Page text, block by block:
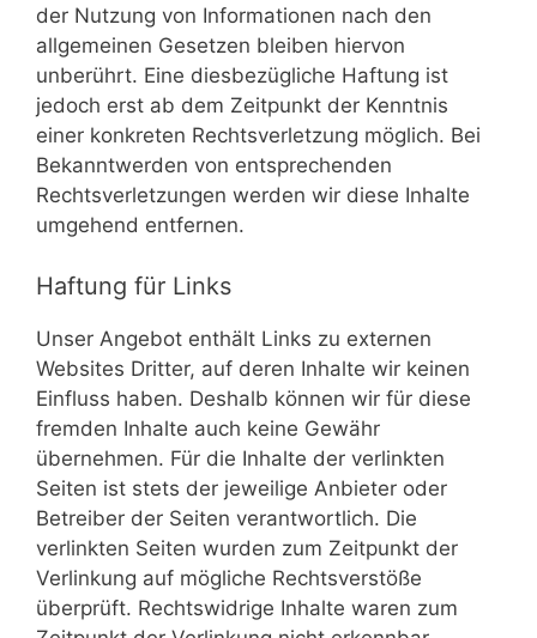
der Nutzung von Informationen nach den
allgemeinen Gesetzen bleiben hiervon
unberührt. Eine diesbezügliche Haftung ist
jedoch erst ab dem Zeitpunkt der Kenntnis
einer konkreten Rechtsverletzung möglich. Bei
Bekanntwerden von entsprechenden
Rechtsverletzungen werden wir diese Inhalte
umgehend entfernen.
Haftung für Links
Unser Angebot enthält Links zu externen
Websites Dritter, auf deren Inhalte wir keinen
Einfluss haben. Deshalb können wir für diese
fremden Inhalte auch keine Gewähr
übernehmen. Für die Inhalte der verlinkten
Seiten ist stets der jeweilige Anbieter oder
Betreiber der Seiten verantwortlich. Die
verlinkten Seiten wurden zum Zeitpunkt der
Verlinkung auf mögliche Rechtsverstöße
überprüft. Rechtswidrige Inhalte waren zum